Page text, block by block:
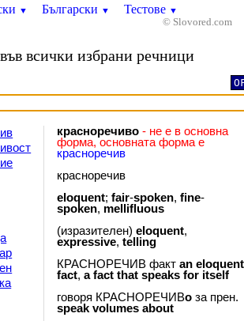
▼ Български ▼ Тестове ▼
© Slovored.com
всички избрани речници
красноречиво - не е в основна
форма, основната форма е
красноречив
красноречив
eloquent;fair-spoken,fine-
spoken, mellifluous
(изразителен)eloquent,
expressive,telling
КРАСНОРЕЧИВ фактan eloquent
fact,a fact that speaks for itself
говоря КРАСНОРЕЧИВo за прен.
speak volumes about